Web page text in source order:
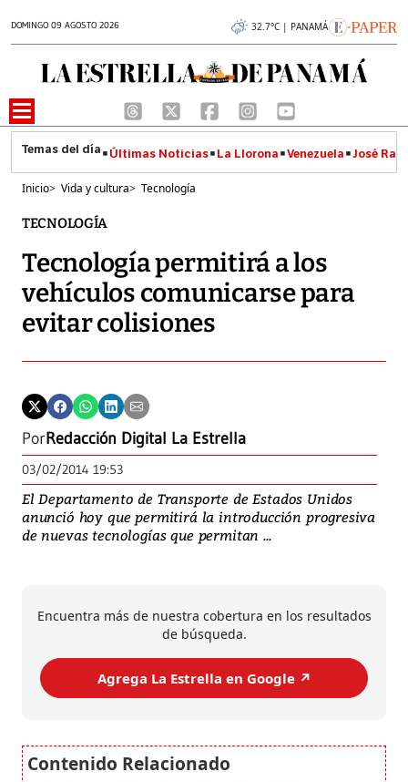
DOMINGO 09 AGOSTO 2026 32.7°C | PANAMÁ
Últimas Noticias La Llorona Venezuela José
Inicio> Vida y cultura> Tecnología
TECNOLOGÍA
Tecnología permitirá a los
vehículos comunicarse para
evitar colisiones
PorRedacción Digital La Estrella
03/02/2014 19:53
El Departamento de Transporte de Estados Unidos
anunció hoy que permitirá la introducción progresiva
de nuevas tecnologías que permitan ...
Encuentra más de nuestra cobertura en los resultados
de búsqueda.
Agrega La Estrella en Google ↗️